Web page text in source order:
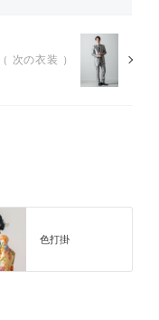
（ 次の衣装 ）
色打掛